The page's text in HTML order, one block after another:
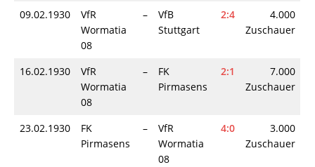
09.02.1930
VfR
Wormatia
08
–
VfB
Stuttgart
2:4
4.000
Zuschauer
16.02.1930
VfR
Wormatia
08
–
FK
Pirmasens
2:1
7.000
Zuschauer
23.02.1930
FK
Pirmasens
–
VfR
Wormatia
08
4:0
3.000
Zuschauer